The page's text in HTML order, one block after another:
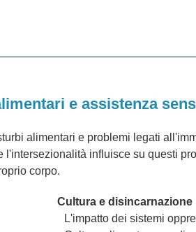
e assistenza
alimentari e problemi legati
influisce su questi
corpo.
Cultura e disincarnazione
L'impatto dei sistemi